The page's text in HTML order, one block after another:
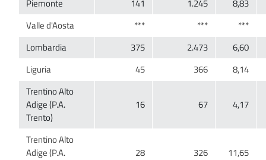
Trentino Alto
Adige (P.A.
Trentino Alto
Adige (P.A.